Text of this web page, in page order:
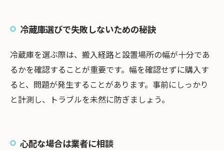
冷蔵庫選びで失敗しないための秘訣
冷蔵庫を選ぶ際は、搬入経路と設置場所の幅が十分であ
るかを確認することが重要です。幅を確認せずに購入す
ると、問題が発生することがあります。事前にしっかり
と計測し、トラブルを未然に防ぎましょう。
心配な場合は業者に相談